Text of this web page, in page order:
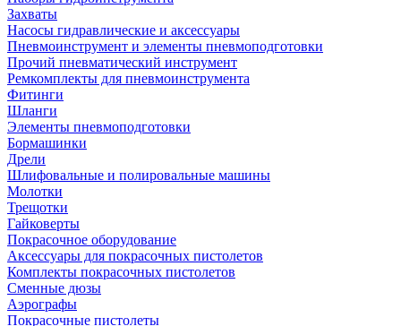
Захваты
Насосы гидравлические и аксессуары
Пневмоинструмент и элементы пневмоподготовки
Прочий пневматический инструмент
Ремкомплекты для пневмоинструмента
Фитинги
Шланги
Элементы пневмоподготовки
Бормашинки
Дрели
Шлифовальные и полировальные машины
Молотки
Трещотки
Гайковерты
Покрасочное оборудование
Аксессуары для покрасочных пистолетов
Комплекты покрасочных пистолетов
Сменные дюзы
Аэрографы
Покрасочные пистолеты